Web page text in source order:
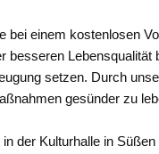
einem kostenlosen
besseren Lebensqualität
setzen. Durch
gesünder zu
der Kulturhalle in Süßen